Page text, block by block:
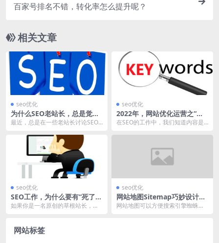
百家号排名不错，转化率怎么提升呢？
相关文章
seo优化
为什么SEO老站长，总是觉得
在原地踏步？
最近，总是在一些老站长讨论SEO
过3年以上，大部分...
seo优化
2022年，网站优化运营之“关
键词”篇
在SEO的工作中，我们知道内容是
seo优化
SEO工作，为什么要有“死了都
不卖”的精神？
如果你是一名原创的草根站长，一
seo优化
网站地图Sitemap巧妙设计制
作的方法
网站地图可以方便搜索引擎蜘蛛抓
网站标签